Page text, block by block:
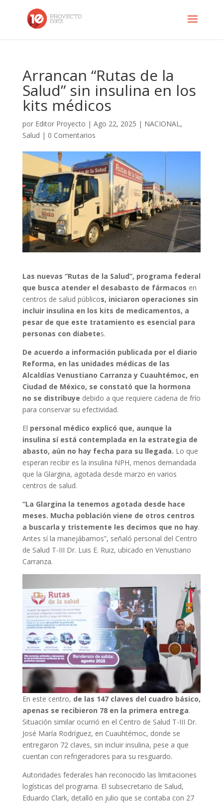
Arrancan “Rutas de la
Salud” sin insulina en los
kits médicos
por Editor Proyecto | Ago 22, 2025 | NACIONAL,
Salud | 0 Comentarios
Las nuevas “Rutas de la Salud”, programa federal
que busca atender el desabasto de fármacos en
centros de salud públicos, iniciaron operaciones sin
incluir insulina en los kits de medicamentos, a
pesar de que este tratamiento es esencial para
personas con diabetes.
De acuerdo a información publicada por el diario
Reforma, en las unidades médicas de las
Alcaldías Venustiano Carranza y Cuauhtémoc, en
Ciudad de México, se constató que la hormona
no se distribuye debido a que requiere cadena de frío
para conservar su efectividad.
El personal médico explicó que, aunque la
insulina sí está contemplada en la estrategia de
abasto, aún no hay fecha para su llegada. Lo que
esperan recibir es la insulina NPH, menos demandada
que la Glargina, agotada desde marzo en varios
centros de salud.
“La Glargina la tenemos agotada desde hace
meses. Mucha población viene de otros centros
a buscarla y tristemente les decimos que no hay.
Antes sí la manejábamos”, señaló personal del Centro
de Salud T-III Dr. Luis E. Ruiz, ubicado en Venustiano
Carranza.
En este centro, de las 147 claves del cuadro básico,
apenas se recibieron 78 en la primera entrega.
Situación similar ocurrió en el Centro de Salud T-III Dr.
José María Rodríguez, en Cuauhtémoc, donde se
entregaron 72 claves, sin incluir insulina, pese a que
cuentan con refrigeradores para su resguardo.
Autoridades federales han reconocido las limitaciones
logísticas del programa. El subsecretario de Salud,
Eduardo Clark, detalló en julio que se contaba con 27